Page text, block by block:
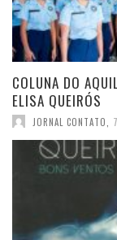
COLUNA DO
ELISA QUEIRÓS
JORNAL CONTATO